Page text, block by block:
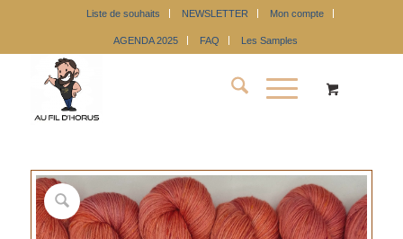
Liste de souhaits NEWSLETTER Mon compte
AGENDA 2025 FAQ Les Samples